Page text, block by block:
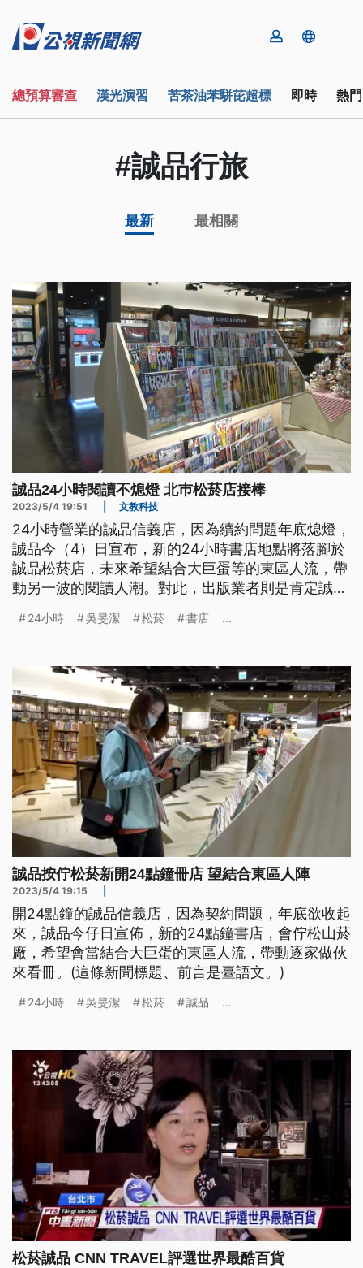
總預算審查 漢光演習 苦茶油苯駢芘超標 即時 熱
#誠品行旅
最新 最相關
誠品24小時閱讀不熄燈 北巿松菸店接棒
2023/5/4 19:51 文教科技
24小時營業的誠品信義店，因為續約問題年底熄燈，
誠品今（4）日宣布，新的24小時書店地點將落腳於
誠品松菸店，未來希望結合大巨蛋等的東區人流，帶
動另一波的閱讀人潮。對此，出版業者則是肯定誠品
24小時 吳旻潔 松菸 書店 ...
誠品按佇松菸新開24點鐘冊店 望結合東區人陣
2023/5/4 19:15
開24點鐘的誠品信義店，因為契約問題，年底欲收起
來，誠品今仔日宣佈，新的24點鐘書店，會佇松山菸
廠，希望會當結合大巨蛋的東區人流，帶動逐家做伙
來看冊。(這條新聞標題、前言是臺語文。)
24小時 吳旻潔 松菸 誠品 ...
松菸誠品 CNN TRAVEL評選世界最酷百貨